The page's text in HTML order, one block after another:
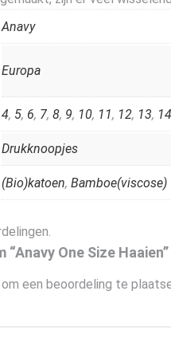
Anavy
Europa
4, 5, 6, 7, 8, 9, 10, 11, 12, 13, 14
Drukknoopjes
(Bio)katoen, Bamboe(viscose)
“Anavy One Size
om een beoordeling te